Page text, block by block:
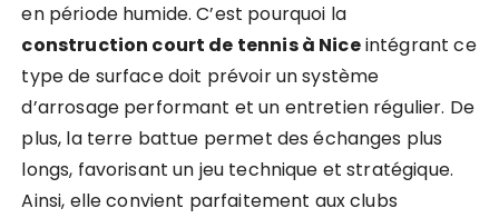
en période humide. C’est pourquoi la
construction court de tennis à Niceintégrant ce
type de surface doit prévoir un système
d’arrosage performant et un entretien régulier. De
plus, la terre battue permet des échanges plus
longs, favorisant un jeu technique et stratégique.
Ainsi, elle convient parfaitement aux clubs